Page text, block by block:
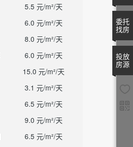
5.5 元/m²/天
6.0 元/m²/天
8.0 元/m²/天
6.0 元/m²/天
15.0 元/m²/天
3.1 元/m²/天
6.5 元/m²/天
9.0 元/m²/天
6.5 元/m²/天
委托
找房
投放
房源